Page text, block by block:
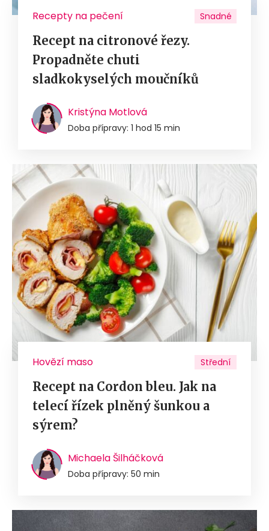
Recepty na pečení Snadné
Recept na citronové řezy.
Propadněte chuti
sladkokyselých moučníků
Kristýna Motlová
Doba přípravy: 1 hod 15 min
Hovězí maso Střední
Recept na Cordon bleu. Jak na
telecí řízek plněný šunkou a
sýrem?
Michaela Šilháčková
Doba přípravy: 50 min